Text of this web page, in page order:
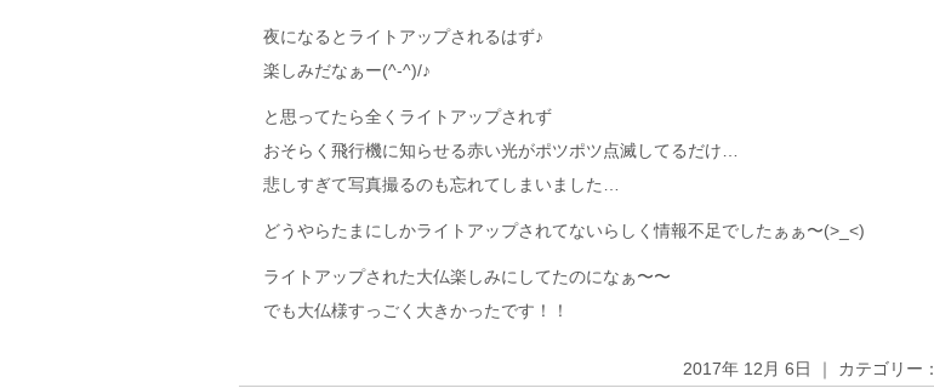
夜になるとライトアップされるはず♪
楽しみだなぁー(^-^)/♪
と思ってたら全くライトアップされず
おそらく飛行機に知らせる赤い光がポツポツ点滅してるだけ…
悲しすぎて写真撮るのも忘れてしまいました…
どうやらたまにしかライトアップされてないらしく情報不足でしたぁぁ〜(>_<)
ライトアップされた大仏楽しみにしてたのになぁ〜〜
でも大仏様すっごく大きかったです！！
2017年 12月 6日 ｜ カテゴリー：